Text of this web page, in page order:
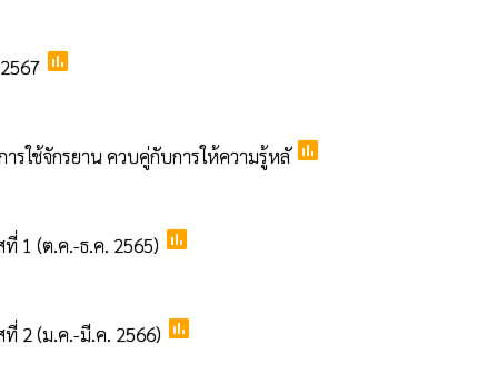
poll
รใช้จักรยาน ควบคู่กับการให้ความรู้หลั poll
1 (ต.ค.-ธ.ค. 2565) poll
2 (ม.ค.-มี.ค. 2566) poll